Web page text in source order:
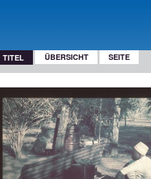
TITEL ÜBERSICHT SEITE